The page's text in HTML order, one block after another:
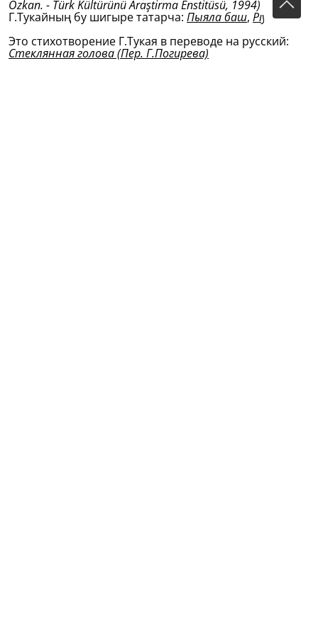
Őzkan. - Türk Kültürünü Araştirma Enstitüsü, 1994)
Г.Тукайның бу шигыре татарча: Пыяла баш, Pıyala baş
Это стихотворение Г.Тукая в переводе на русский:
Стеклянная голова(Пер. Г.Погирева)